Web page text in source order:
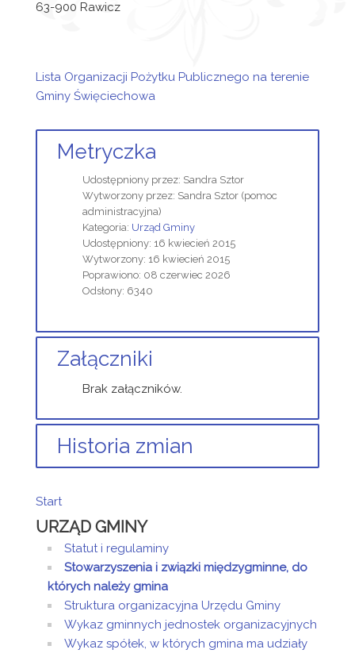
63-900 Rawicz
Lista Organizacji Pożytku Publicznego na terenie
Gminy Święciechowa
Metryczka
Udostępniony przez: Sandra Sztor
Wytworzony przez: Sandra Sztor (pomoc
administracyjna)
Kategoria: Urząd Gminy
Udostępniony: 16 kwiecień 2015
Wytworzony: 16 kwiecień 2015
Poprawiono: 08 czerwiec 2026
Odsłony: 6340
Załączniki
Brak załączników.
Historia zmian
został
utworzony.
16 maj 2016
00:52
Artykuł
został
zmieniony.
wrzesień
2019 14:24
Sandra
Sztor
Start
URZĄD GMINY
Statut i regulaminy
Stowarzyszenia i związki międzygminne, do
których należy gmina
Struktura organizacyjna Urzędu Gminy
Wykaz gminnych jednostek organizacyjnych
Wykaz spółek, w których gmina ma udziały